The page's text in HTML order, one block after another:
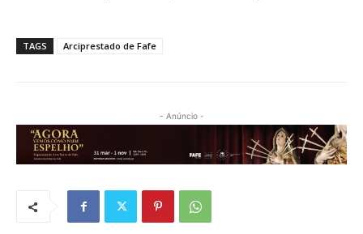
TAGS Arciprestado de Fafe
- Anúncio -